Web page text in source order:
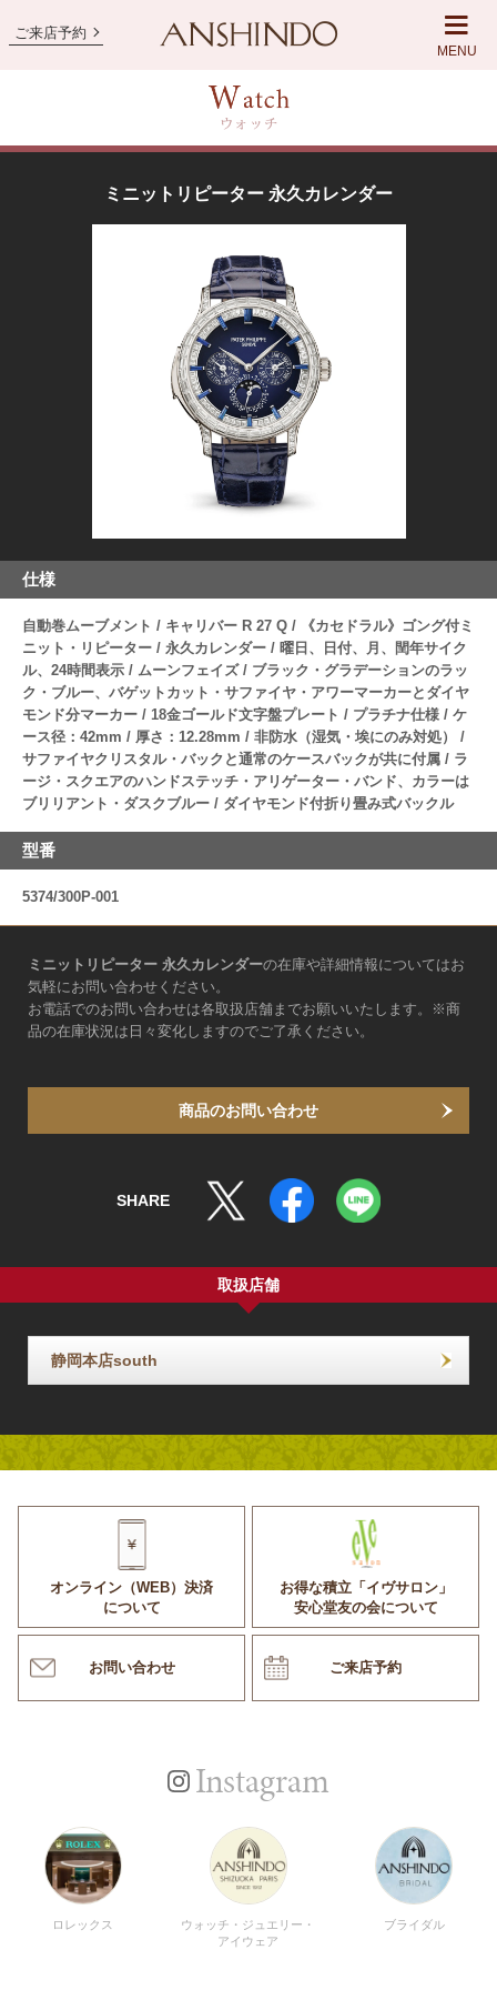
ご来店予約
MENU
ミニットリピーター 永久カレンダー
仕様
自動巻ムーブメント / キャリバー R 27 Q / 《カセドラル》ゴング付ミ
ニット・リピーター / 永久カレンダー / 曜日、日付、月、閏年サイク
ル、24時間表示 / ムーンフェイズ / ブラック・グラデーションのラッ
ク・ブルー、バゲットカット・サファイヤ・アワーマーカーとダイヤ
モンド分マーカー / 18金ゴールド文字盤プレート / プラチナ仕様 / ケ
ース径：42mm / 厚さ：12.28mm / 非防水（湿気・埃にのみ対処） /
サファイヤクリスタル・バックと通常のケースバックが共に付属 / ラ
ージ・スクエアのハンドステッチ・アリゲーター・バンド、カラーは
ブリリアント・ダスクブルー / ダイヤモンド付折り畳み式バックル
型番
5374/300P-001
ミニットリピーター 永久カレンダーの在庫や詳細情報についてはお
気軽にお問い合わせください。
お電話でのお問い合わせは各取扱店舗までお願いいたします。※商
品の在庫状況は日々変化しますのでご了承ください。
商品のお問い合わせ
SHARE
取扱店舗
静岡本店south
オンライン（WEB）決済
について
お得な積立「イヴサロン」
安心堂友の会について
お問い合わせ ご来店予約
Instagram
ロレックス
ウォッチ・ジュエリー・
アイウェア
ブライダル